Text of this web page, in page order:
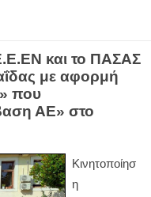
και το ΠΑΣΑΣ
με αφορμή
που
ΑΕ» στο
Κινητοποίησ
η